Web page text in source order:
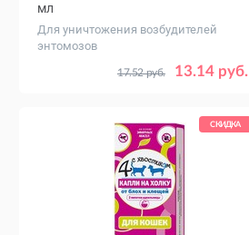
мл
Для уничтожения возбудителей
энтомозов
13.14 руб.
17.52 руб.
СКИДКА